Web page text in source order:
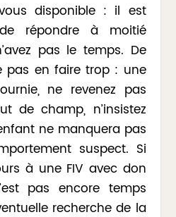
disponible : il est
répondre à moitié
pas le temps. De
pas en faire trop : une
ne revenez pas
de champ, n’insistez
ne manquera pas
suspect. Si
à une FIV avec don
pas encore temps
recherche de la